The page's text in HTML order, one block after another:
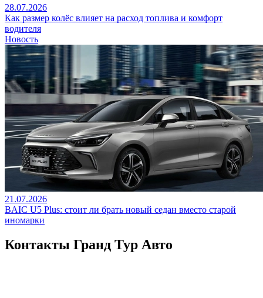
28.07.2026
Как размер колёс влияет на расход топлива и комфорт
водителя
Новость
21.07.2026
BAIC U5 Plus: стоит ли брать новый седан вместо старой
иномарки
Контакты Гранд Тур Авто